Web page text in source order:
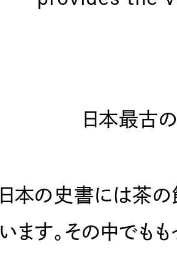
日本最古
日本の史書には茶
います。その中でも